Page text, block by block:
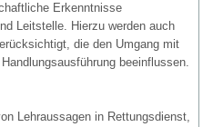
Erkenntnisse
Leitstelle. Hierzu werden auch
die den Umgang mit
beeinflussen.
Lehraussagen in Rettungsdienst,